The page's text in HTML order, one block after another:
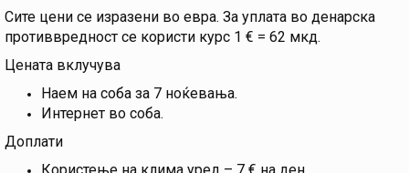
Сите цени се изразени во евра. За уплата во денарска
противвредност се користи курс 1 € = 62 мкд.
Цената вклучува
Наем на соба за 7 ноќевања.
Интернет во соба.
Доплати